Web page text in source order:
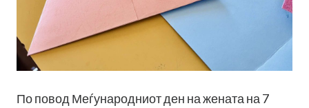
По повод Меѓународниот ден на жената на 7